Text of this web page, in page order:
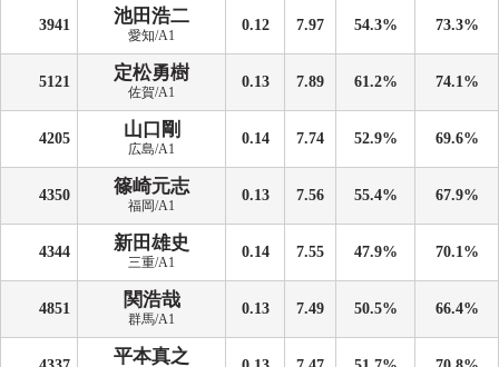
3941 池田浩二
愛知/A1
0.12 7.97 54.3% 73.3%
5121 定松勇樹
佐賀/A1
0.13 7.89 61.2% 74.1%
4205 山口剛
広島/A1
0.14 7.74 52.9% 69.6%
4350 篠崎元志
福岡/A1
0.13 7.56 55.4% 67.9%
4344 新田雄史
三重/A1
0.14 7.55 47.9% 70.1%
4851 関浩哉
群馬/A1
0.13 7.49 50.5% 66.4%
平本真之